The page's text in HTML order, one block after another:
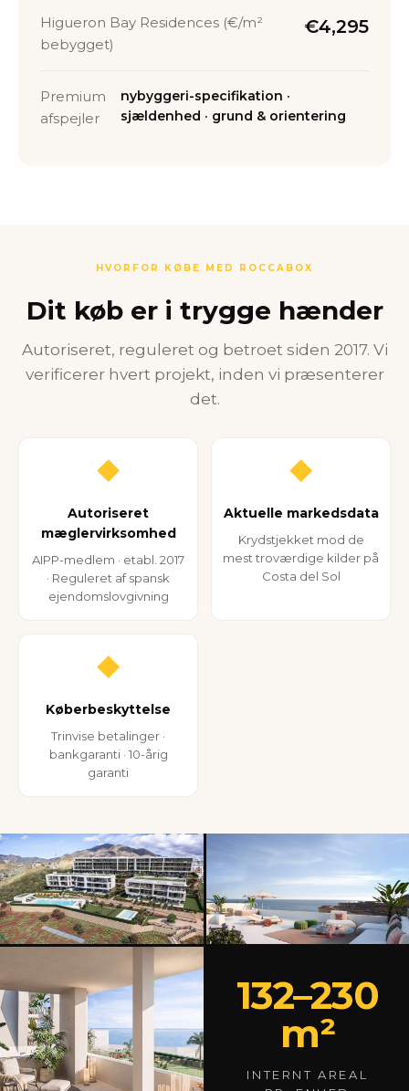
Higueron Bay Residences (€/m²
bebygget)
€4,295
Premium
afspejler
nybyggeri-specifikation ·
sjældenhed · grund & orientering
HVORFOR KØBE MED ROCCABOX
Dit køb er i trygge hænder
Autoriseret, reguleret og betroet siden 2017. Vi
verificerer hvert projekt, inden vi præsenterer
det.
◆
Autoriseret
mæglervirksomhed
AIPP-medlem · etabl. 2017
· Reguleret af spansk
ejendomslovgivning
◆
Aktuelle markedsdata
Krydstjekket mod de
mest troværdige kilder på
Costa del Sol
◆
Køberbeskyttelse
Trinvise betalinger ·
bankgaranti · 10-årig
garanti
132–230
m²
INTERNT AREAL